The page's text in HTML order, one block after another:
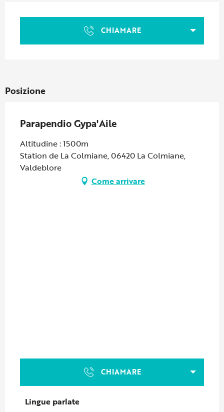
CHIAMARE
Posizione
Parapendio Gypa'Aile
Altitudine : 1500m
Station de La Colmiane, 06420 La Colmiane,
Valdeblore
Come arrivare
CHIAMARE
Lingue parlate
Lingue parlate